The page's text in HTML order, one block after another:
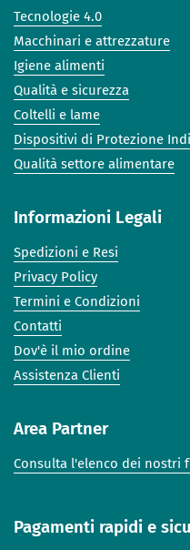
Tecnologie 4.0
Macchinari e attrezzature
Igiene alimenti
Qualità e sicurezza
Coltelli e lame
Dispositivi di Protezione
Qualità settore alimentare
Informazioni Legali
Spedizioni e Resi
Privacy Policy
Termini e Condizioni
Contatti
Dov'è il mio ordine
Assistenza Clienti
Area Partner
Consulta l'elenco dei nostri
Pagamenti rapidi e